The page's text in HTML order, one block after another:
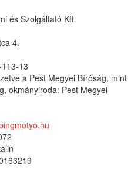
és Szolgáltató Kft.
4.
13
a Pest Megyei Bíróság, mint
okmányiroda: Pest Megyei